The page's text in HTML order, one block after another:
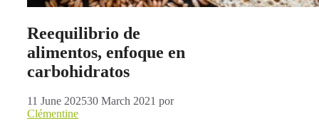
Reequilibrio de
alimentos, enfoque en
carbohidratos
11 June 202530 March 2021 por
Clémentine